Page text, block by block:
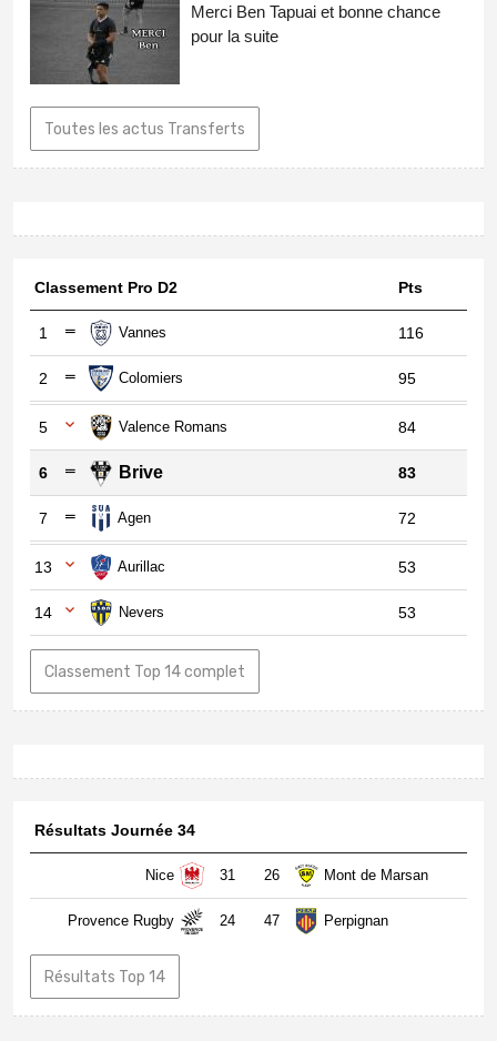
Merci Ben Tapuai et bonne chance
pour la suite
Toutes les actus Transferts
Classement Pro D2 Pts
1 Vannes 116
2 Colomiers 95
5 Valence Romans 84
6 Brive 83
7 Agen 72
13 Aurillac 53
14 Nevers 53
Classement Top 14 complet
Résultats Journée 34
Nice 31 26 Mont de Marsan
Provence Rugby 24 47 Perpignan
Résultats Top 14